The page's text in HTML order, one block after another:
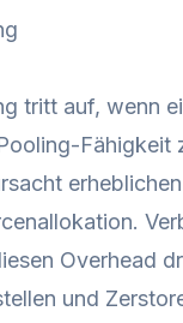
tritt auf, wenn
Fähigkeit
Overhead
und